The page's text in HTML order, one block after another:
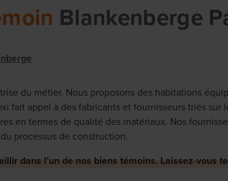
Blankenberge
du métier. Nous proposons des habitations
fait appel à des fabricants et fournisseurs triés sur
en termes de qualité des matériaux. Nos
processus de construction.
dans l’un de nos biens témoins. Laissez-vous